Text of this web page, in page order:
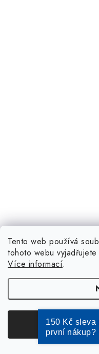
Tento web používá
tohoto webu
Více informací.
150 Kč sleva
první nákup?